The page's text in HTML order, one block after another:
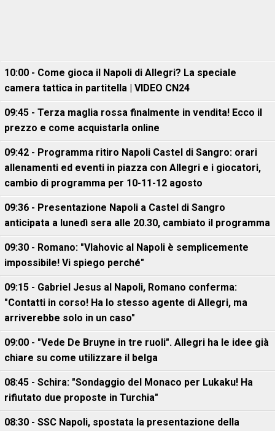
10:00 - Come gioca il Napoli di Allegri? La speciale
camera tattica in partitella | VIDEO CN24
09:45 - Terza maglia rossa finalmente in vendita! Ecco il
prezzo e come acquistarla online
09:42 - Programma ritiro Napoli Castel di Sangro: orari
allenamenti ed eventi in piazza con Allegri e i giocatori,
cambio di programma per 10-11-12 agosto
09:36 - Presentazione Napoli a Castel di Sangro
anticipata a lunedì sera alle 20.30, cambiato il programma
09:30 - Romano: "Vlahovic al Napoli è semplicemente
impossibile! Vi spiego perché"
09:15 - Gabriel Jesus al Napoli, Romano conferma:
"Contatti in corso! Ha lo stesso agente di Allegri, ma
arriverebbe solo in un caso"
09:00 - "Vede De Bruyne in tre ruoli". Allegri ha le idee già
chiare su come utilizzare il belga
08:45 - Schira: "Sondaggio del Monaco per Lukaku! Ha
rifiutato due proposte in Turchia"
08:30 - SSC Napoli, spostata la presentazione della